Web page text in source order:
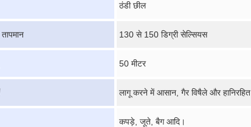
ठंडी छील
तापमान 130 से 150 डिग्री सेल्सियस
50 मीटर
लागू करने में आसान, गैर विषैले और हानिरहित
कपड़े, जूते, बैग आदि।